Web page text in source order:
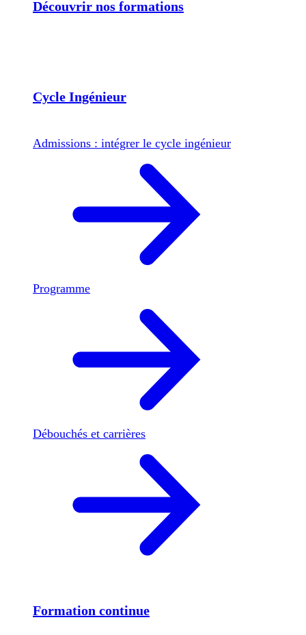
Découvrir nos formations
Cycle Ingénieur
Admissions : intégrer le cycle ingénieur
Programme
Débouchés et carrières
Formation continue